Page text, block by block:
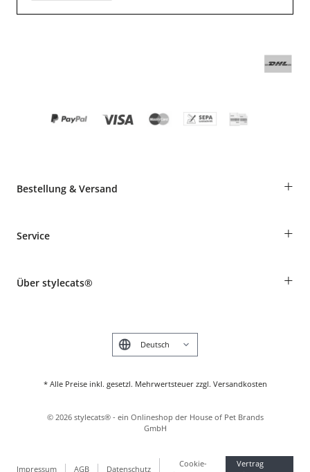
Bestellung & Versand +
Informationen zur Lieferung
Produkte reklamieren und zurücksenden
Service +
Tierkrankenversicherung
Über stylecats® +
* Alle Preise inkl. gesetzl. Mehrwertsteuer zzgl. Versandkosten
English
Impressum AGB Datenschutz
Cookie-
Vertrag
© 2026 stylecats® - ein Onlineshop der House of Pet Brands
GmbH